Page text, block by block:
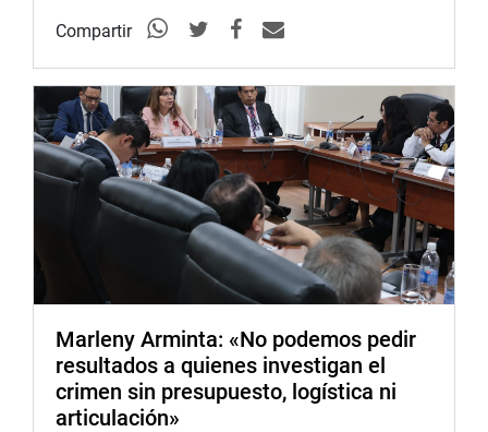
Compartir
Marleny Arminta: «No podemos pedir
resultados a quienes investigan el
crimen sin presupuesto, logística ni
articulación»